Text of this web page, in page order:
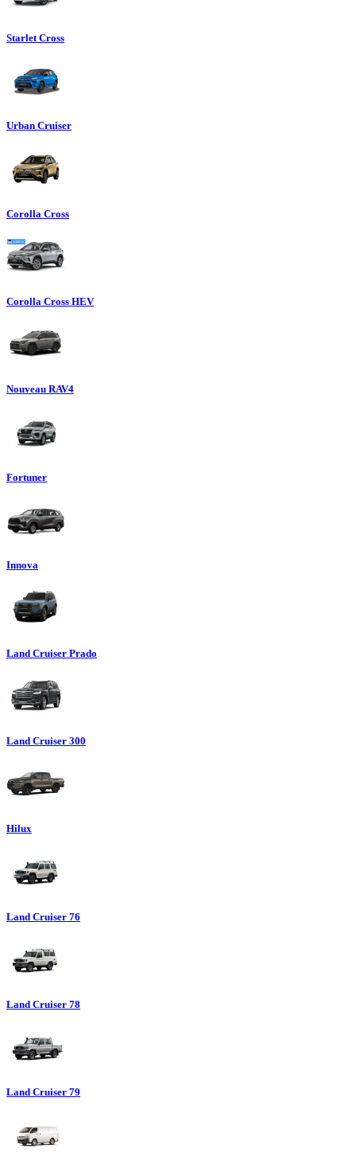
Starlet Cross
Urban Cruiser
Corolla Cross
Corolla Cross HEV
Nouveau RAV4
Fortuner
Innova
Land Cruiser Prado
Land Cruiser 300
Hilux
Land Cruiser 76
Land Cruiser 78
Land Cruiser 79